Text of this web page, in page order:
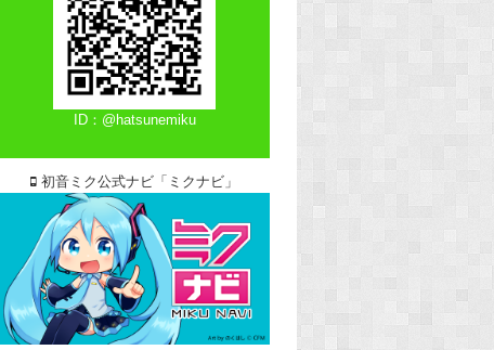
ID：@hatsunemiku
初音ミク公式ナビ「ミクナビ」